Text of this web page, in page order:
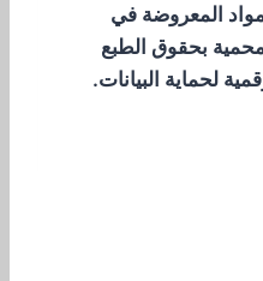
المعروضة في
بحقوق الطبع
لحماية البيانات.